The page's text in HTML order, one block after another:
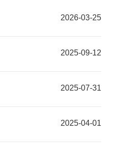
2026-03-25
2025-09-12
2025-07-31
2025-04-01